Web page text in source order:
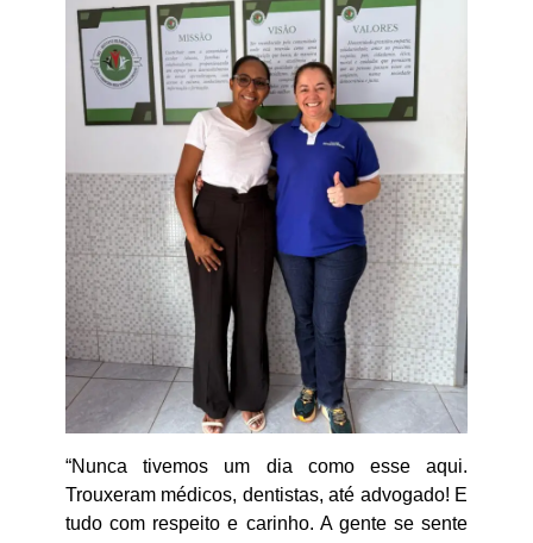
“Nunca tivemos um dia como esse aqui.
Trouxeram médicos, dentistas, até advogado! E
tudo com respeito e carinho. A gente se sente